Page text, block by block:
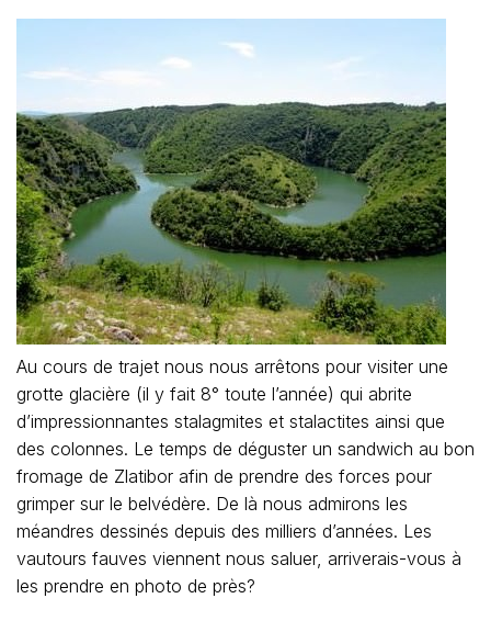
Au cours de trajet nous nous arrêtons pour visiter une
grotte glacière (il y fait 8° toute l’année) qui abrite
d’impressionnantes stalagmites et stalactites ainsi que
des colonnes. Le temps de déguster un sandwich au bon
fromage de Zlatibor afin de prendre des forces pour
grimper sur le belvédère. De là nous admirons les
méandres dessinés depuis des milliers d’années. Les
vautours fauves viennent nous saluer, arriverais-vous à
les prendre en photo de près?